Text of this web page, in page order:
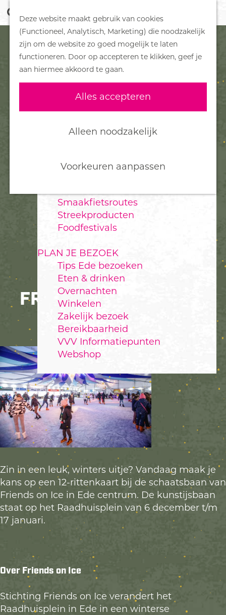
Deze website maakt gebruik van cookies
(Functioneel, Analytisch, Marketing) die noodzakelijk
zijn om de website zo goed mogelijk te laten
functioneren. Door op accepteren te klikken, geef je
aan hiermee akkoord te gaan.
Alles accepteren
Alleen noodzakelijk
Voorkeuren aanpassen
G
o
e
k
e
n
M
e
n
u
DORPEN
Bennekom
De Klomp
Deelen
Ederveen
Harskamp
Hoenderloo
Wekerom
Smaakfietsroutes
Streekproducten
Foodfestivals
PLAN JE BEZOEK
Tips Ede bezoeken
Eten & drinken
Overnachten
Winkelen
Zakelijk bezoek
Bereikbaarheid
VVV Informatiepunten
Webshop
12-RITTENKAART
FRIENDS ON ICE T.W.V.
€60
Zin in een leuk, winters uitje? Vandaag maak je
kans op een 12-rittenkaart bij de schaatsbaan van
Friends on Ice in Ede centrum. De kunstijsbaan
staat op het Raadhuisplein van 6 december t/m
17 januari.
Over Friends on Ice
Stichting Friends on Ice verandert het
Raadhuisplein in Ede in een winterse